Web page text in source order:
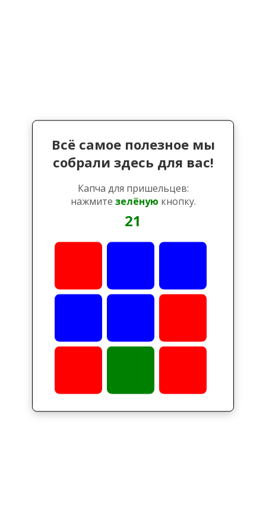
Всё самое полезное мы
собрали здесь для вас!
Капча для пришельцев:
нажмите зелёную кнопку.
21